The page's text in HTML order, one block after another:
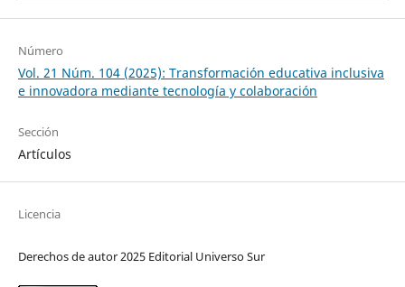
Número
Vol. 21 Núm. 104 (2025): Transformación educativa inclusiva
e innovadora mediante tecnología y colaboración
Sección
Artículos
Licencia
Derechos de autor 2025 Editorial Universo Sur